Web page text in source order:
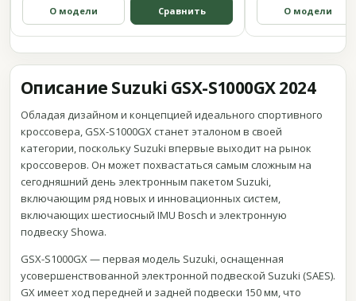
О модели Сравнить О модели
Описание Suzuki GSX-S1000GX 2024
Обладая дизайном и концепцией идеального спортивного
кроссовера, GSX-S1000GX станет эталоном в своей
категории, поскольку Suzuki впервые выходит на рынок
кроссоверов. Он может похвастаться самым сложным на
сегодняшний день электронным пакетом Suzuki,
включающим ряд новых и инновационных систем,
включающих шестиосный IMU Bosch и электронную
подвеску Showa.
GSX-S1000GX — первая модель Suzuki, оснащенная
усовершенствованной электронной подвеской Suzuki (SAES).
GX имеет ход передней и задней подвески 150 мм, что